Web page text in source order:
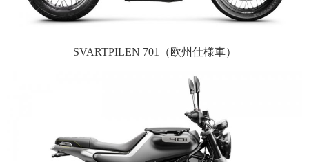
SVARTPILEN 701（欧州仕様車）